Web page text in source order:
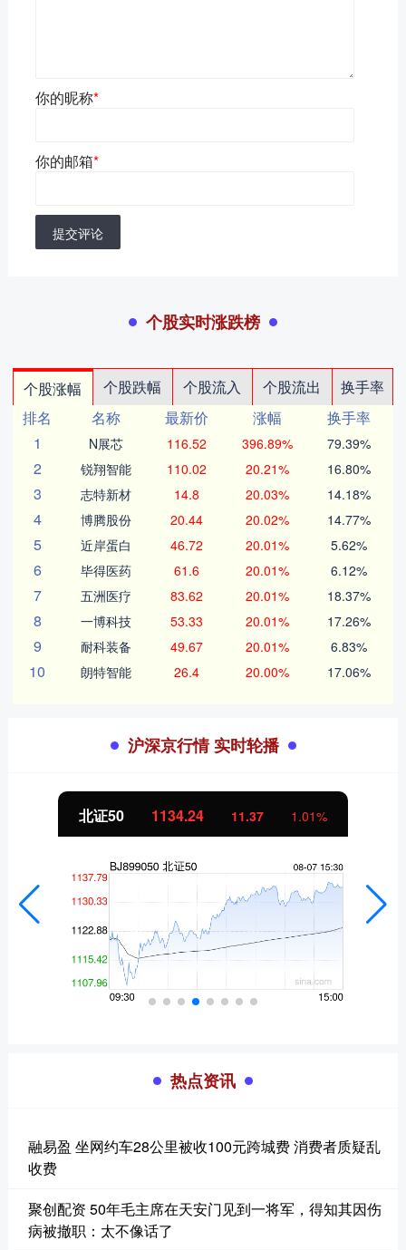
你的昵称*
你的邮箱*
提交评论
个股实时涨跌榜
个股涨幅 个股跌幅 个股流入 个股流出
换手率
排名
名称 最新价 涨幅
换手率
1
N展芯 116.52 396.89% 79.39%
2 锐翔智能 110.02 20.21% 16.80%
3 志特新材 14.8 20.03% 14.18%
4 博腾股份 20.44 20.02% 14.77%
5 近岸蛋白 46.72 20.01% 5.62%
6 毕得医药 61.6 20.01% 6.12%
7 五洲医疗 83.62 20.01% 18.37%
8 一博科技 53.33 20.01% 17.26%
9 耐科装备 49.67 20.01% 6.83%
10 朗特智能 26.4 20.00% 17.06%
沪深京行情 实时轮播
北证50 1134.24 11.37 1.01%
热点资讯
融易盈 坐网约车28公里被收100元跨城费 消费者质疑乱
收费
聚创配资 50年毛主席在天安门见到一将军，得知其因伤
病被撤职：太不像话了